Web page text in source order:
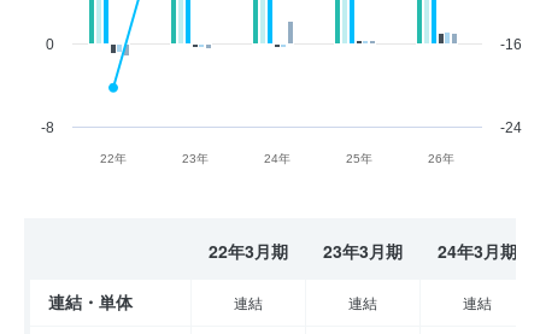
22年 23年 24年 25年 26年
-8
0
-24
-16
22年3月期 23年3月期 24年3月期
連結・単体 連結 連結 連結